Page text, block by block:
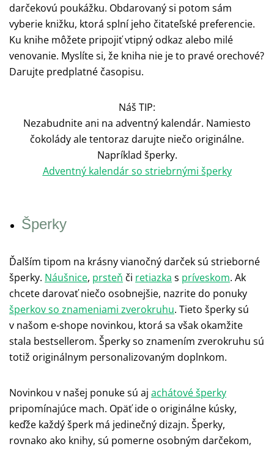
darčekovú poukážku. Obdarovaný si potom sám
vyberie knižku, ktorá splní jeho čitateľské preferencie.
Ku knihe môžete pripojiť vtipný odkaz alebo milé
venovanie. Myslíte si, že kniha nie je to pravé orechové?
Darujte predplatné časopisu.
Náš TIP:
Nezabudnite ani na adventný kalendár. Namiesto
čokolády ale tentoraz darujte niečo originálne.
Napríklad šperky.
Adventný kalendár so striebrnými šperky
Šperky
Ďalším tipom na krásny vianočný darček sú strieborné
šperky. Náušnice, prsteň či retiazka s príveskom. Ak
chcete darovať niečo osobnejšie, nazrite do ponuky
šperkov so znameniami zverokruhu. Tieto šperky sú
v našom e-shope novinkou, ktorá sa však okamžite
stala bestsellerom. Šperky so znamením zverokruhu sú
totiž originálnym personalizovaným doplnkom.
Novinkou v našej ponuke sú aj achátové šperky
pripomínajúce mach. Opäť ide o originálne kúsky,
keďže každý šperk má jedinečný dizajn. Šperky,
rovnako ako knihy, sú pomerne osobným darčekom,